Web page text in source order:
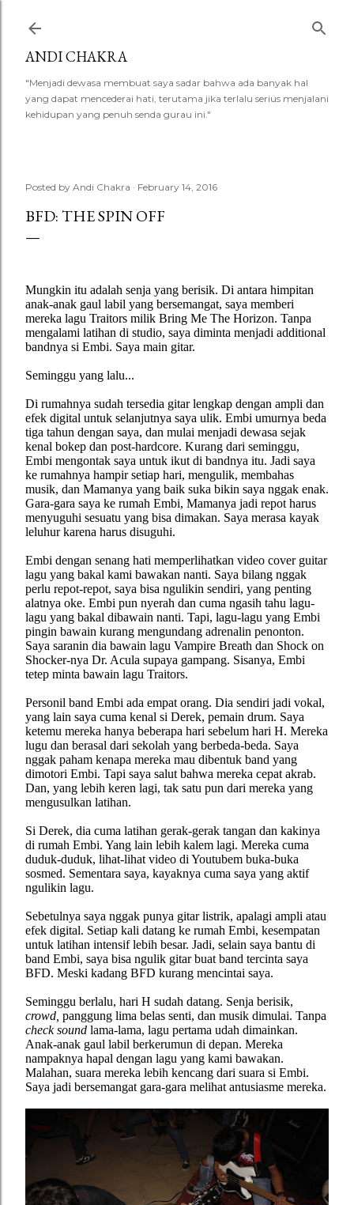
ANDI CHAKRA
"Menjadi dewasa membuat saya sadar bahwa ada banyak hal
yang dapat mencederai hati, terutama jika terlalu serius menjalani
kehidupan yang penuh senda gurau ini."
Posted by Andi Chakra February 14, 2016
BFD: THE SPIN OFF
Mungkin itu adalah senja yang berisik. Di antara himpitan
anak-anak gaul labil yang bersemangat, saya memberi
mereka lagu Traitors milik Bring Me The Horizon. Tanpa
mengalami latihan di studio, saya diminta menjadi additional
bandnya si Embi. Saya main gitar.
Seminggu yang lalu...
Di rumahnya sudah tersedia gitar lengkap dengan ampli dan
efek digital untuk selanjutnya saya ulik. Embi umurnya beda
tiga tahun dengan saya, dan mulai menjadi dewasa sejak
kenal bokep dan post-hardcore. Kurang dari seminggu,
Embi mengontak saya untuk ikut di bandnya itu. Jadi saya
ke rumahnya hampir setiap hari, mengulik, membahas
musik, dan Mamanya yang baik suka bikin saya nggak enak.
Gara-gara saya ke rumah Embi, Mamanya jadi repot harus
menyuguhi sesuatu yang bisa dimakan. Saya merasa kayak
leluhur karena harus disuguhi.
Embi dengan senang hati memperlihatkan video cover guitar
lagu yang bakal kami bawakan nanti. Saya bilang nggak
perlu repot-repot, saya bisa ngulikin sendiri, yang penting
alatnya oke. Embi pun nyerah dan cuma ngasih tahu lagu-
lagu yang bakal dibawain nanti. Tapi, lagu-lagu yang Embi
pingin bawain kurang mengundang adrenalin penonton.
Saya saranin dia bawain lagu Vampire Breath dan Shock on
Shocker-nya Dr. Acula supaya gampang. Sisanya, Embi
tetep minta bawain lagu Traitors.
Personil band Embi ada empat orang. Dia sendiri jadi vokal,
yang lain saya cuma kenal si Derek, pemain drum. Saya
ketemu mereka hanya beberapa hari sebelum hari H. Mereka
lugu dan berasal dari sekolah yang berbeda-beda. Saya
nggak paham kenapa mereka mau dibentuk band yang
dimotori Embi. Tapi saya salut bahwa mereka cepat akrab.
Dan, yang lebih keren lagi, tak satu pun dari mereka yang
mengusulkan latihan.
Si Derek, dia cuma latihan gerak-gerak tangan dan kakinya
di rumah Embi. Yang lain lebih kalem lagi. Mereka cuma
duduk-duduk, lihat-lihat video di Youtubem buka-buka
sosmed. Sementara saya, kayaknya cuma saya yang aktif
ngulikin lagu.
Sebetulnya saya nggak punya gitar listrik, apalagi ampli atau
efek digital. Setiap kali datang ke rumah Embi, kesempatan
untuk latihan intensif lebih besar. Jadi, selain saya bantu di
band Embi, saya bisa ngulik gitar buat band tercinta saya
BFD. Meski kadang BFD kurang mencintai saya.
Seminggu berlalu, hari H sudah datang. Senja berisik,
crowd, panggung lima belas senti, dan musik dimulai. Tanpa
check sound lama-lama, lagu pertama udah dimainkan.
Anak-anak gaul labil berkerumun di depan. Mereka
nampaknya hapal dengan lagu yang kami bawakan.
Malahan, suara mereka lebih kencang dari suara si Embi.
Saya jadi bersemangat gara-gara melihat antusiasme mereka.